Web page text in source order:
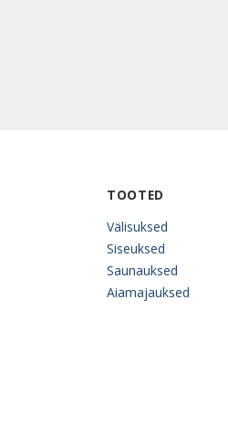
TOOTED
Välisuksed
Siseuksed
Saunauksed
Aiamajauksed